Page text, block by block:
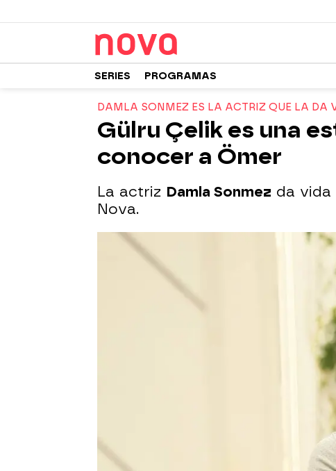
SERIES PROGRAMAS
DAMLA SONMEZ ES LA ACTRIZ QUE LA DA
Gülru Çelik es una
conocer a Ömer
La actriz Damla Sonmez da vida
Nova.